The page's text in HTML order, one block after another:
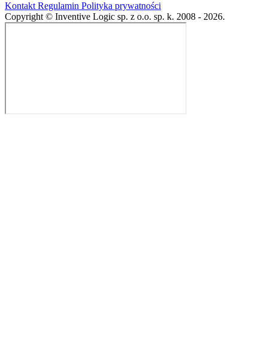
Kontakt Regulamin Polityka prywatności
Copyright © Inventive Logic sp. z o.o. sp. k. 2008 - 2026.